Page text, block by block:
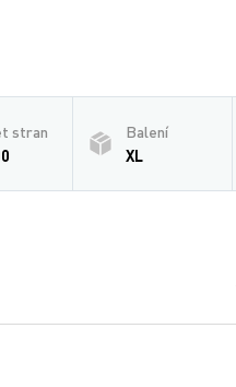
stran
Balení
XL